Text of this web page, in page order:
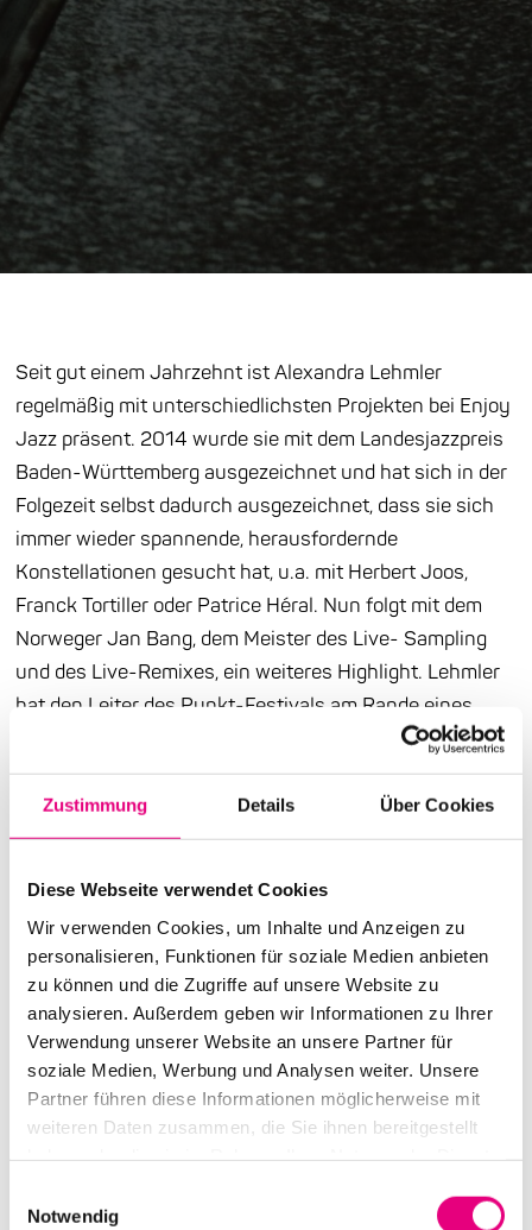
Zustimmung Details Über Cookies
Diese Webseite verwendet Cookies
Wir verwenden Cookies, um Inhalte und Anzeigen zu
personalisieren, Funktionen für soziale Medien anbieten
zu können und die Zugriffe auf unsere Website zu
analysieren. Außerdem geben wir Informationen zu Ihrer
Verwendung unserer Website an unsere Partner für
soziale Medien, Werbung und Analysen weiter. Unsere
Partner führen diese Informationen möglicherweise mit
weiteren Daten zusammen, die Sie ihnen bereitgestellt
Notwendig
Seit gut einem Jahrzehnt ist Alexandra Lehmler
regelmäßig mit unterschiedlichsten Projekten bei Enjoy
Jazz präsent. 2014 wurde sie mit dem Landesjazzpreis
Baden-Württemberg ausgezeichnet und hat sich in der
Folgezeit selbst dadurch ausgezeichnet, dass sie sich
immer wieder spannende, herausfordernde
Konstellationen gesucht hat, u.a. mit Herbert Joos,
Franck Tortiller oder Patrice Héral. Nun folgt mit dem
Norweger Jan Bang, dem Meister des Live- Sampling
und des Live-Remixes, ein weiteres Highlight. Lehmler
hat den Leiter des Punkt-Festivals am Rande eines
ihrer Konzerte kennengelernt und seinen Zugang zur
Musik schätzen gelernt. An Vincent Courtois wiederum
begeistert die Vielseitigkeit, in der sich das Robuste und
das Melodiöse faszinierend verbinden. Saxofon(e), Cello,
präsentiert ihre Kunst einmal mehr in einem neuen
spannenden Kontext, mitten aus dem zeitgenössischen
Klanglabor der Improvisation.